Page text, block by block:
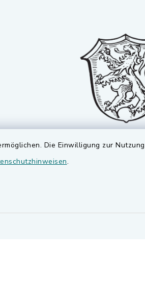
Die Einwilligung zur
.